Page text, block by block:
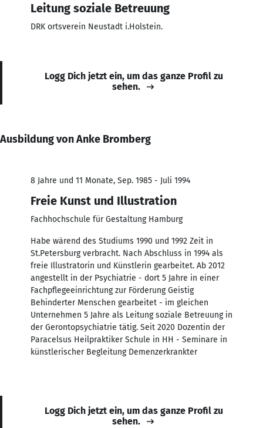
Leitung soziale Betreuung
DRK ortsverein Neustadt i.Holstein.
Logg Dich jetzt ein, um das ganze Profil zu
sehen.
Ausbildung von Anke Bromberg
8 Jahre und 11 Monate, Sep. 1985 - Juli 1994
Freie Kunst und Illustration
Fachhochschule für Gestaltung Hamburg
Habe wärend des Studiums 1990 und 1992 Zeit in
St.Petersburg verbracht. Nach Abschluss in 1994 als
freie Illustratorin und Künstlerin gearbeitet. Ab 2012
angestellt in der Psychiatrie - dort 5 Jahre in einer
Fachpflegeeinrichtung zur Förderung Geistig
Behinderter Menschen gearbeitet - im gleichen
Unternehmen 5 Jahre als Leitung soziale Betreuung in
der Gerontopsychiatrie tätig. Seit 2020 Dozentin der
Paracelsus Heilpraktiker Schule in HH - Seminare in
künstlerischer Begleitung Demenzerkrankter
Logg Dich jetzt ein, um das ganze Profil zu
sehen.